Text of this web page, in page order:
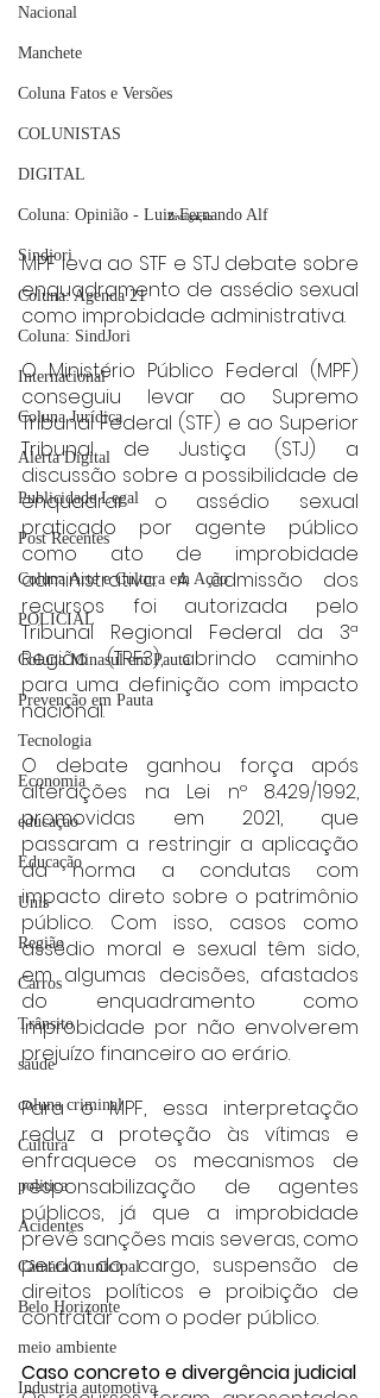
Nacional
Manchete
Coluna Fatos e Versões
COLUNISTAS
DIGITAL
Coluna: Opinião - Luiz Fernando Alf
Sindjori
Coluna: Agenda 21
Coluna: SindJori
Internacional
Coluna Jurídica
Alerta Digital
Publicidade Legal
Post Recentes
Coluna Arte e Cultura em Ação
POLICIAL
Coluna Minasul em Pauta
Prevenção em Pauta
Tecnologia
Economia
educaçao
Educação
Unis
Região
Carros
Trânsito
saúde
coluna criminal
Cultura
politica
Acidentes
Câmara municipal
Belo Horizonte
meio ambiente
Industria automotiva
Divulgação
MPF leva ao STF e STJ debate sobre
enquadramento de assédio sexual
como improbidade administrativa.
O Ministério Público Federal (MPF)
conseguiu levar ao Supremo
Tribunal Federal (STF) e ao Superior
Tribunal de Justiça (STJ) a
discussão sobre a possibilidade de
enquadrar o assédio sexual
praticado por agente público
como ato de improbidade
administrativa. A admissão dos
recursos foi autorizada pelo
Tribunal Regional Federal da 3ª
Região (TRF3), abrindo caminho
para uma definição com impacto
nacional.
O debate ganhou força após
alterações na Lei nº 8.429/1992,
promovidas em 2021, que
passaram a restringir a aplicação
da norma a condutas com
impacto direto sobre o patrimônio
público. Com isso, casos como
assédio moral e sexual têm sido,
em algumas decisões, afastados
do enquadramento como
improbidade por não envolverem
prejuízo financeiro ao erário.
Para o MPF, essa interpretação
reduz a proteção às vítimas e
enfraquece os mecanismos de
responsabilização de agentes
públicos, já que a improbidade
prevê sanções mais severas, como
perda do cargo, suspensão de
direitos políticos e proibição de
contratar com o poder público.
Caso concreto e divergência judicial